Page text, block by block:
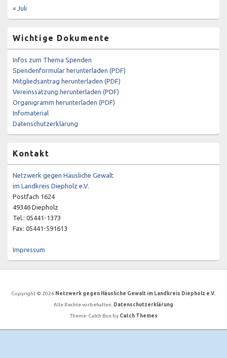
« Juli
Wichtige Dokumente
Infos zum Thema Spenden
Spendenformular herunterladen (PDF)
Mitgliedsantrag herunterladen (PDF)
Vereinssatzung herunterladen (PDF)
Organigramm herunterladen (PDF)
Infomaterial
Datenschutzerklärung
Kontakt
Netzwerk gegen Häusliche Gewalt
im Landkreis Diepholz e.V.
Postfach 1624
49346 Diepholz
Tel.: 05441-1373
Fax: 05441-591613
Impressum
Copyright © 2026 Netzwerk gegen Häusliche Gewalt im Landkreis Diepholz e.V.
Alle Rechte vorbehalten.
Datenschutzerklärung
Theme: Catch Box by Catch Themes